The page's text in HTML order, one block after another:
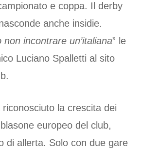
e coppa. Il derby
anche insidie.
incontrare un’italiana” le
Luciano Spalletti al sito
riconosciuto la crescita dei
europeo del club,
di allerta. Solo con due gare